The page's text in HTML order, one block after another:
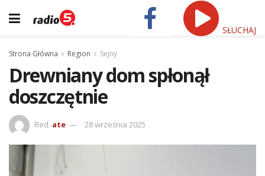
SŁUCHAJ
Strona Główna Region Sejny
Drewniany dom spłonął
doszczętnie
Red. ate 28 września 2025